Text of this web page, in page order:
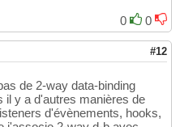
0
0
#12
de 2-way data-binding
il y a d'autres manières de
d'évènements, hooks,